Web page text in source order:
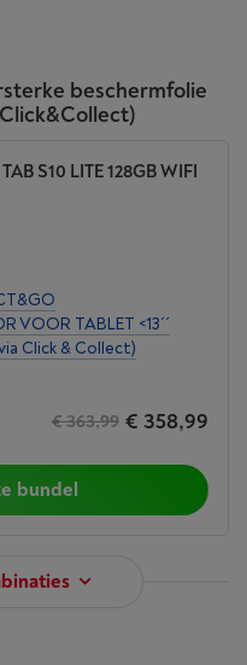
beschermfolie
S10 LITE 128GB WIFI
VOOR TABLET <13´´
Click & Collect)
€ 363,99 € 358,99
bundel